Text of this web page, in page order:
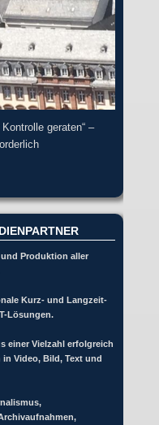
geraten“ –
Produktion aller
Kurz- und Langzeit-
Lösungen.
einer Vielzahl erfolgreich
Video, Bild, Text und